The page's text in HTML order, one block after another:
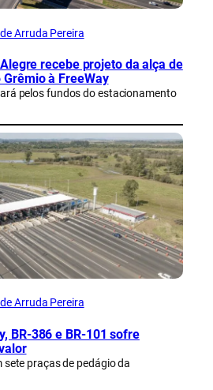
Arruda Pereira
recebe projeto da alça de
à FreeWay
pelos fundos do estacionamento
Arruda Pereira
BR-386 e BR-101 sofre
sete praças de pedágio da